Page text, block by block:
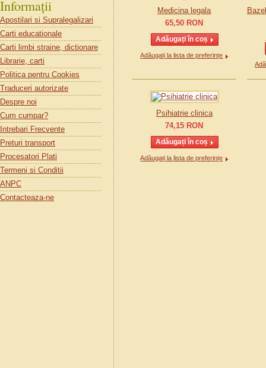
Medicina legala
65,50 RON
Adăugați la lista de preferințe
Psihiatrie clinica
74,15 RON
Adăugați la lista de preferințe
Informații
Apostilari si Supralegalizari
Carti educationale
Carti limbi straine, dictionare
Librarie, carti
Politica pentru Cookies
Traduceri autorizate
Despre noi
Cum cumpar?
Intrebari Frecvente
Preturi transport
Procesatori Plati
Termeni si Conditii
ANPC
Contacteaza-ne